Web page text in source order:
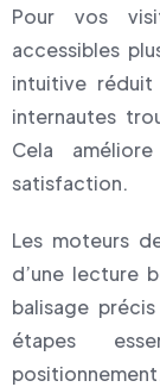
Pour vos
accessibles
intuitive réduit
internautes
Cela
satisfaction.
Les moteurs
d’une lecture
balisage
étapes